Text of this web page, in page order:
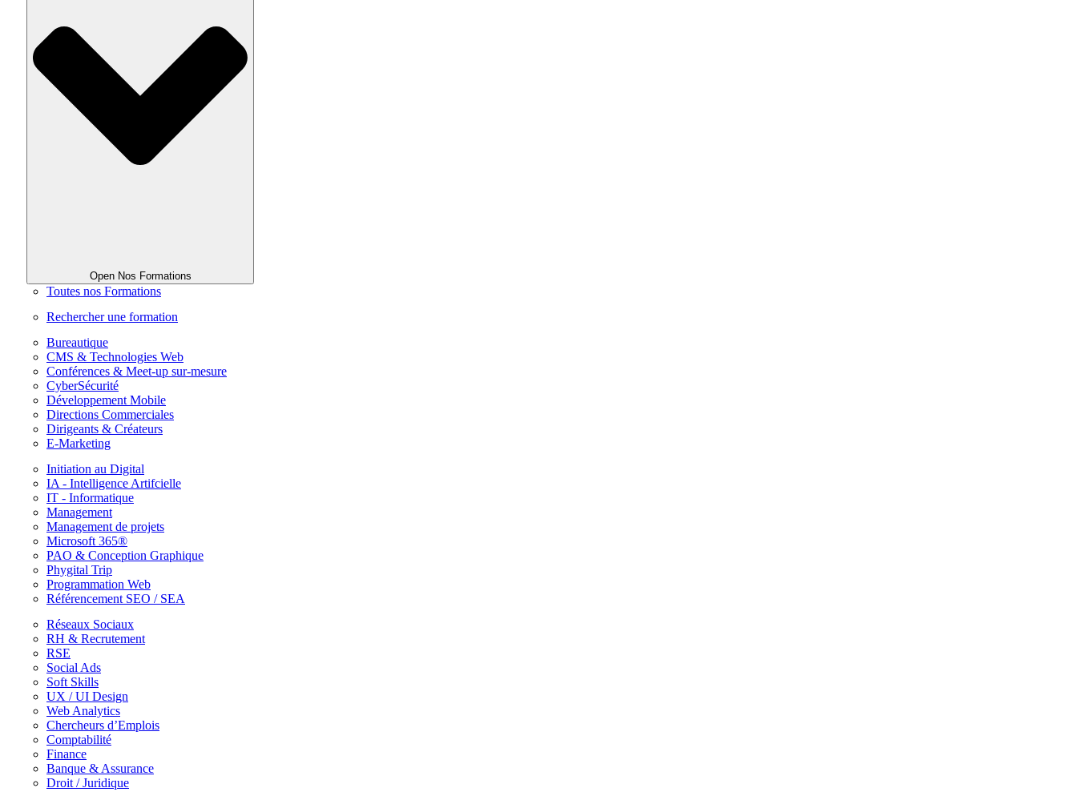
Open Nos Formations
Toutes nos Formations
Rechercher une formation
Bureautique
CMS & Technologies Web
Conférences & Meet-up sur-mesure
CyberSécurité
Développement Mobile
Directions Commerciales
Dirigeants & Créateurs
E-Marketing
Initiation au Digital
IA - Intelligence Artifcielle
IT - Informatique
Management
Management de projets
Microsoft 365®
PAO & Conception Graphique
Phygital Trip
Programmation Web
Référencement SEO / SEA
Réseaux Sociaux
RH & Recrutement
RSE
Social Ads
Soft Skills
UX / UI Design
Web Analytics
Chercheurs d’Emplois
Comptabilité
Finance
Banque & Assurance
Droit / Juridique